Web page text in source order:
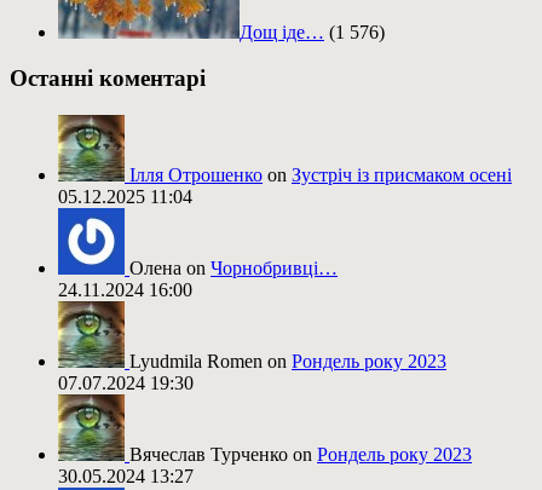
Дощ іде… (1 576)
Останні коментарі
Ілля Отрошенко on Зустріч із присмаком осені
05.12.2025 11:04
Олена on Чорнобривці…
24.11.2024 16:00
Lyudmila Romen on Рондель року 2023
07.07.2024 19:30
Вячеслав Турченко on Рондель року 2023
30.05.2024 13:27